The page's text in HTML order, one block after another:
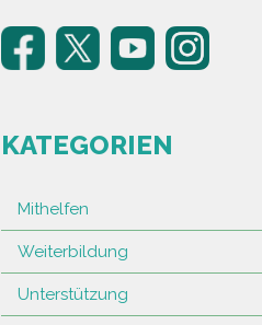
KATEGORIEN
Mithelfen
Weiterbildung
Unterstützung